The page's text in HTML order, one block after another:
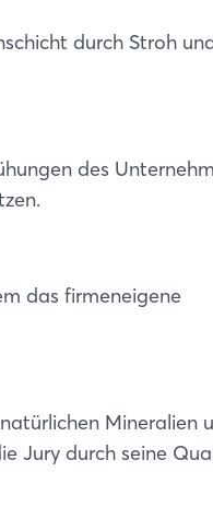
durch Stroh
des
das firmeneigene
Mineralien
Jury durch seine